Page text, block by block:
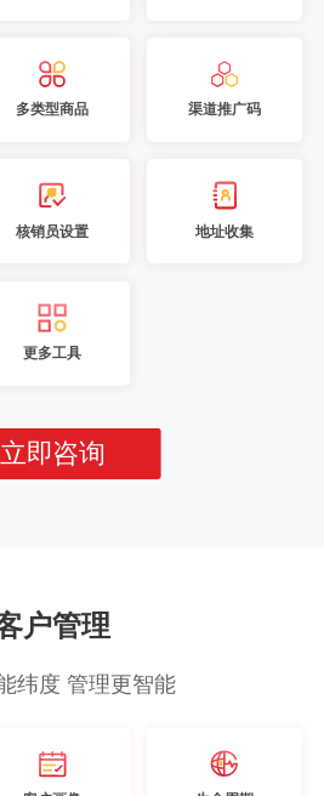
多类型商品 渠道推广码
核销员设置 地址收集
更多工具
立即咨询
户管理
纬度 管理更智能